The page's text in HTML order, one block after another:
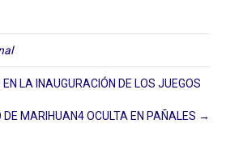
LA INAUGURACIÓN DE LOS JUEGOS
DE MARIHUAN4 OCULTA EN PAÑALES →